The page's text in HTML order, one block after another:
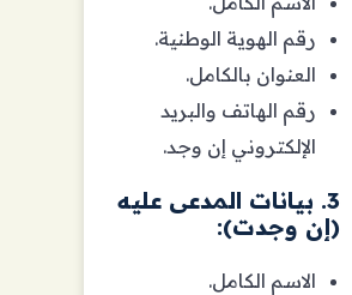
رقم الهوية الوطنية.
العنوان بالكامل.
رقم الهاتف والبريد
الإلكتروني إن وجد.
3. بيانات المدعى عليه
(إن وجدت):
الاسم الكامل.